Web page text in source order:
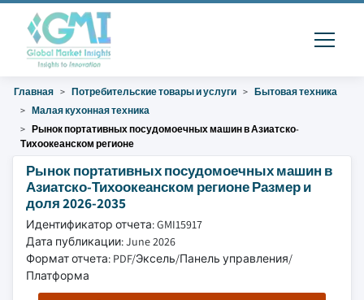
Главная Потребительские товары и услуги
Бытовая техника
Малая кухонная техника
Рынок портативных посудомоечных машин в Азиатско-
Тихоокеанском регионе
Рынок портативных посудомоечных машин в
Азиатско-Тихоокеанском регионе Размер и
доля 2026-2035
Идентификатор отчета: GMI15917
Дата публикации: June 2026
Формат отчета: PDF/Эксель/Панель управления/
Платформа